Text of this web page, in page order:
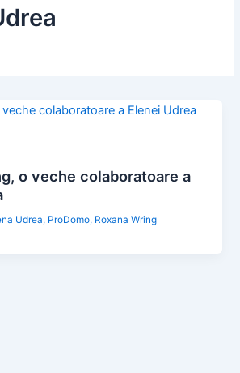
o veche colaboratoare a
Udrea, ProDomo, Roxana Wring